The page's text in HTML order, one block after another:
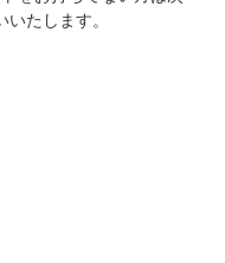
たします。